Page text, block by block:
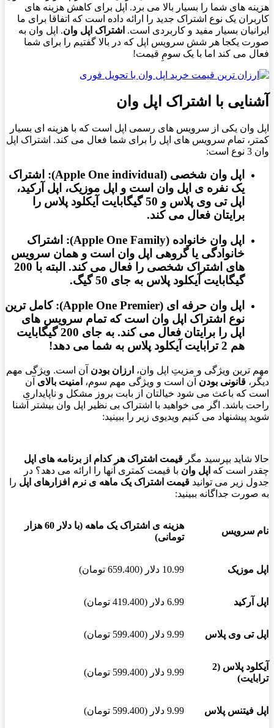
هزینه های شما را بسیار بالا می برد. اپل برای کاهش هزینه های
کاربران یک نوع اشتراک جدید را ارائه داده است که اتفاقا برای ما
ایرانیان بسیار مفید و کاربردی است. اشتراک اپل وان. اپل وان به
صورت یکجا هر شش سرویس اپل که در بالا گفتیم را برای شما
فعال می کند اما با یک سومِ قیمت!
آشنایی با اشتراک اپل وان
اپل وان یکی از سرویس های رسمی اپل است که با هزینه ای بسیار
کمتر، تمام سرویس های اپل را برای شما فعال می کند. اشتراک اپل
وان 3 نوع است:
اپل وان شخصی (Apple One individual
): اشتراک
یک نفره ی اپل وان است و اپل موزیک، اپل آرکید،
اپل تی وی پلاس و 50 گیگابایت آیکلود پلاس را
برایتان فعال می کند.
اپل وان خانواده (Apple One Family
): اشتراک
خانوادگی یا گروهی اپل وان است و همان سرویس
های اشتراک شخصی را فعال می کند. البته با 200
گیگابایت آیکلود پلاس به جای 50 گیگ.
اپل وان حرفه ای (Apple One Premier
): کامل ترین
نوع اشتراک اپل وان است که تمام سرویس های
اپل را برایتان فعال می کند. به جای 200 گیگابایت
هم 2 ترابایت آیکلود پلاس به شما می دهد!
مهم ترین ویژگی و مزیتِ اپل وان، ارزان بودن آن است. ویژگی مهم
دیگر، قانونی بودن آن است و ویژگی مهم سوم، امنیت بالای آن
است که باعث می شود خیالتان از بابت بروز مشکل و ناپایداری
راحت باشد. اگر می خواهید با اشتراک بی نظیر اپل وان بیشتر آشنا
شوید پیشنهاد می کنیم ویدیوی زیر را ببینید:
حالا شاید بپرسید مگر قیمت اشتراک هر کدام از برنامه های اپل
چقدر است که اپل وان با قیمت کمتری آنها را ارائه می دهد؟ در
جدول زیر می توانید قیمت اشتراک یک ماهه ی نرم افزارهای اپل را
به صورت جداگانه ببینید:
نام سرویس
هزینه ی اشتراک یک ماهه (با دلار 60 هزار
تومانی)
اپل موزیک 10.99 دلار (659.400 تومان)
اپل آرکید 6.99 دلار (419.400 تومان)
اپل تی وی پلاس 9.99 دلار (599.400 تومان)
آیکلود پلاس (2
ترابایت)
9.99 دلار (599.400 تومان)
اپل فیتنس پلاس 9.99 دلار (599.400 تومان)